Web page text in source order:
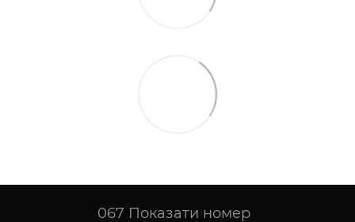
067 Показати номер